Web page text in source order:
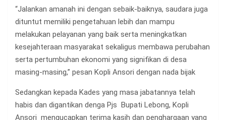
“Jalankan amanah ini dengan sebaik-baiknya, saudara juga
dituntut memiliki pengetahuan lebih dan mampu
melakukan pelayanan yang baik serta meningkatkan
kesejahteraan masyarakat sekaligus membawa perubahan
serta pertumbuhan ekonomi yang signifikan di desa
masing-masing,” pesan Kopli Ansori dengan nada bijak
Sedangkan kepada Kades yang masa jabatannya telah
habis dan digantikan denga Pjs Bupati Lebong, Kopli
Ansori mengucapkan terima kasih dan penghargaan yang